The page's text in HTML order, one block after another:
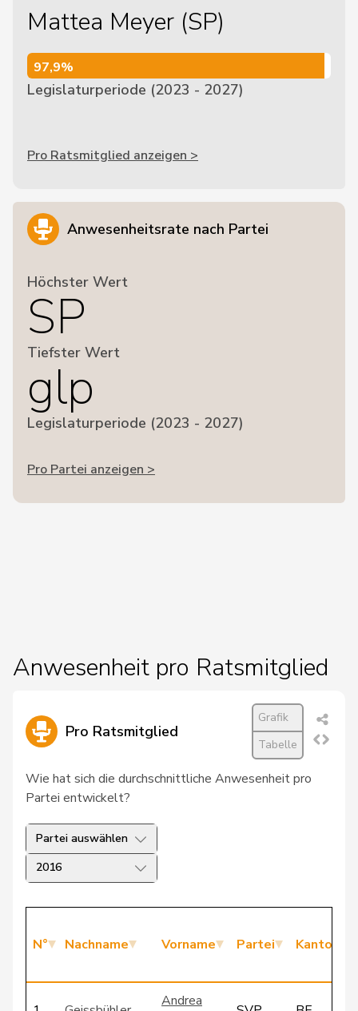
Mattea Meyer (SP)
97,9%
97,9%
Legislaturperiode (2023 - 2027)
Pro Ratsmitglied anzeigen >
Anwesenheitsrate nach Partei
Höchster Wert
SP
Tiefster Wert
glp
Legislaturperiode (2023 - 2027)
Pro Partei anzeigen >
Anwesenheit pro Ratsmitglied
Pro Ratsmitglied
Grafik
Tabelle
Wie hat sich die durchschnittliche Anwesenheit pro
Partei entwickelt?
Partei auswählen
2016
N° Nachname Vorname Partei Kanton
Andrea